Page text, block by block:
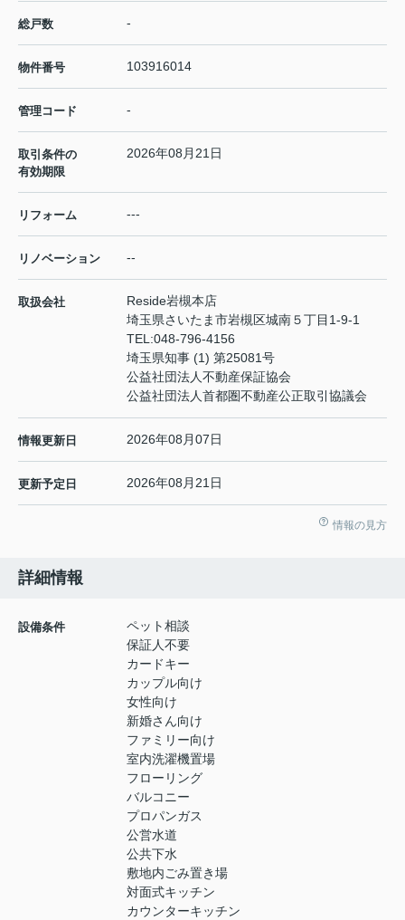
総戸数 -
物件番号 103916014
管理コード -
取引条件の
有効期限
2026年08月21日
リフォーム ---
リノベーション --
取扱会社
Reside岩槻本店
埼玉県さいたま市岩槻区城南５丁目1-9-1
TEL:048-796-4156
埼玉県知事 (1) 第25081号
公益社団法人不動産保証協会
公益社団法人首都圏不動産公正取引協議会
情報更新日 2026年08月07日
更新予定日 2026年08月21日
情報の見方
詳細情報
設備条件
ペット相談
保証人不要
カードキー
カップル向け
女性向け
新婚さん向け
ファミリー向け
室内洗濯機置場
フローリング
バルコニー
プロパンガス
公営水道
公共下水
敷地内ごみ置き場
対面式キッチン
カウンターキッチン